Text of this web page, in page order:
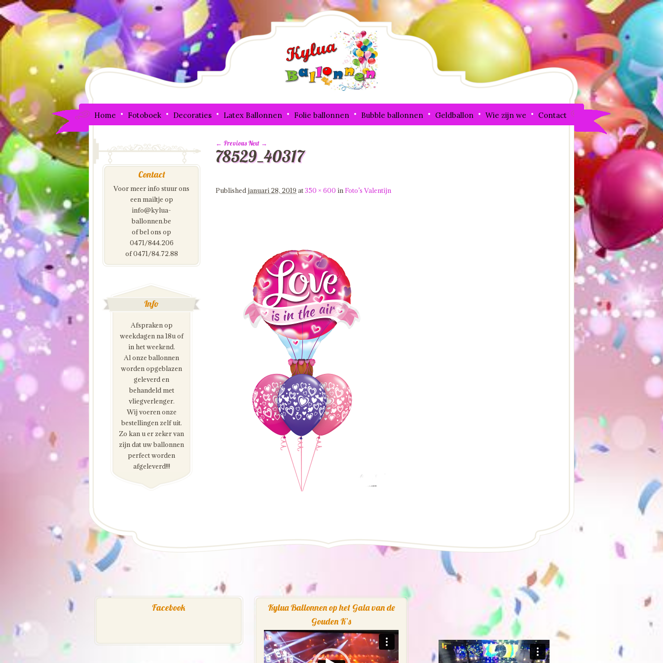
Home Fotoboek Decoraties Latex Ballonnen Folie ballonnen Bubble ballonnen Geldballon Wie zijn we Contact
Image navigation
← Previous Next →
78529_40317
Publishedjanuari 28, 2019 at350 × 600 inFoto’s Valentijn
Contact
Voor meer info stuur ons
een mailtje op
info@kylua-
ballonnen.be
of bel ons op
0471/844.206
of 0471/84.72.88
Info
Afspraken op
weekdagen na 18u of
in het weekend.
Al onze ballonnen
worden opgeblazen
geleverd en
behandeld met
vliegverlenger.
Wij voeren onze
bestellingen zelf uit.
Zo kan u er zeker van
zijn dat uw ballonnen
perfect worden
afgeleverd!!!
Facebook
Kylua Ballonnen op het Gala van de
Gouden K’s
Videospeler